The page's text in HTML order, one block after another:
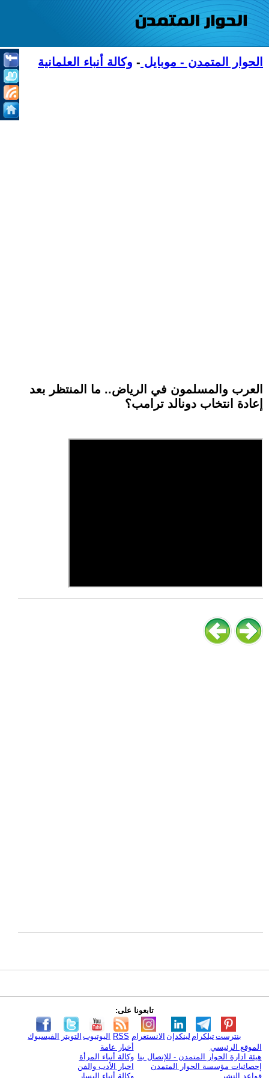
الحوار المتمدن - موبايل - وكالة أنباء العلمانية
العرب والمسلمون في الرياض.. ما المنتظر بعد
إعادة انتخاب دونالد ترامب؟
تابعونا على:
الفيسبوك التويتر اليوتيوب RSS الانستغرام لينكدإن تيلكرامبنترست
الموقع الرئيسي
هيئة ادارة الحوار المتمدن - للإتصال بنا
إحصائيات مؤسسة الحوار المتمدن
قواعد النشر
أخبار عامة
وكالة أنباء المرأة
اخبار الأدب والفن
وكالة أنباء اليسار